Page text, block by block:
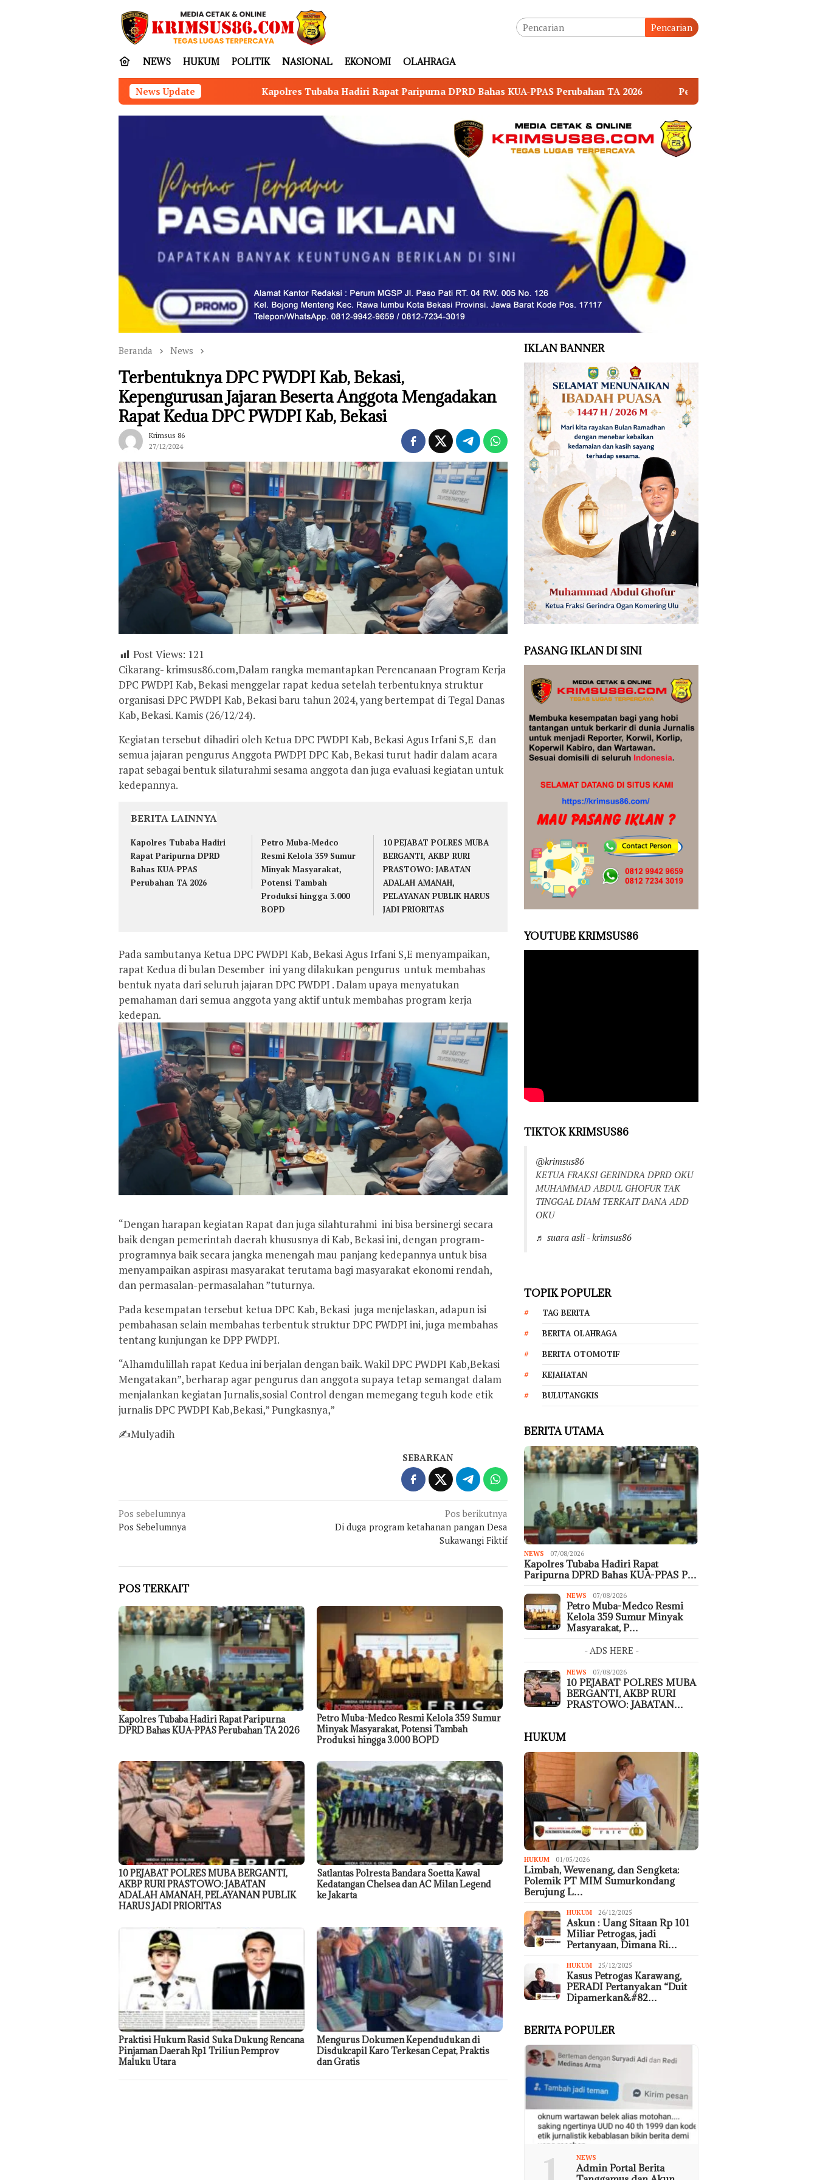
Pencarian
NEWS HUKUM POLITIK NASIONAL EKONOMI OLAHRAGA
News Update
Kapolres Tubaba Hadiri Rapat Paripurna DPRD Bahas KUA-PPAS Perubahan TA 2026 Petro Muba-Medco Resmi Kelola 359 Sumur Minyak
Beranda News
Terbentuknya DPC PWDPI Kab, Bekasi,
Kepengurusan Jajaran Beserta Anggota Mengadakan
Rapat Kedua DPC PWDPI Kab, Bekasi
Krimsus 86
27/12/2024
Post Views: 121
Cikarang- krimsus86.com,Dalam rangka memantapkan Perencanaan Program Kerja
DPC PWDPI Kab, Bekasi menggelar rapat kedua setelah terbentuknya struktur
organisasi DPC PWDPI Kab, Bekasi baru tahun 2024, yang bertempat di Tegal Danas
Kab, Bekasi. Kamis (26/12/24).
Kegiatan tersebut dihadiri oleh Ketua DPC PWDPI Kab, Bekasi Agus Irfani S,E dan
semua jajaran pengurus Anggota PWDPI DPC Kab, Bekasi turut hadir dalam acara
rapat sebagai bentuk silaturahmi sesama anggota dan juga evaluasi kegiatan untuk
kedepannya.
BERITA LAINNYA
Kapolres Tubaba Hadiri
Rapat Paripurna DPRD
Bahas KUA-PPAS
Perubahan TA 2026
Petro Muba-Medco
Resmi Kelola 359 Sumur
Minyak Masyarakat,
Potensi Tambah
Produksi hingga 3.000
BOPD
10 PEJABAT POLRES MUBA
BERGANTI, AKBP RURI
PRASTOWO: JABATAN
ADALAH AMANAH,
PELAYANAN PUBLIK HARUS
JADI PRIORITAS
Pada sambutanya Ketua DPC PWDPI Kab, Bekasi Agus Irfani S,E menyampaikan,
rapat Kedua di bulan Desember ini yang dilakukan pengurus untuk membahas
bentuk nyata dari seluruh jajaran DPC PWDPI . Dalam upaya menyatukan
pemahaman dari semua anggota yang aktif untuk membahas program kerja
kedepan.
“Dengan harapan kegiatan Rapat dan juga silahturahmi ini bisa bersinergi secara
baik dengan pemerintah daerah khususnya di Kab, Bekasi ini, dengan program-
programnya baik secara jangka menengah mau panjang kedepannya untuk bisa
menyampaikan aspirası masyarakat terutama bagi masyarakat ekonomi rendah,
dan permasalan-permasalahan ”tuturnya.
Pada kesempatan tersebut ketua DPC Kab, Bekasi juga menjelaskan, adapun isi
pembahasan selain membahas terbentuk struktur DPC PWDPI ini, juga membahas
tentang kunjungan ke DPP PWDPI.
“Alhamdulillah rapat Kedua ini berjalan dengan baik. Wakil DPC PWDPI Kab,Bekasi
Mengatakan”, berharap agar pengurus dan anggota supaya tetap semangat dalam
menjalankan kegiatan Jurnalis,sosial Control dengan memegang teguh kode etik
jurnalis DPC PWDPI Kab,Bekasi,” Pungkasnya,”
✍️Mulyadih
SEBARKAN
Navigasi
pos
Pos sebelumnya
Pos Sebelumnya
Pos berikutnya
Di duga program ketahanan pangan Desa
Sukawangi Fiktif
POS TERKAIT
Kapolres Tubaba Hadiri Rapat Paripurna
DPRD Bahas KUA-PPAS Perubahan TA 2026
Petro Muba-Medco Resmi Kelola 359 Sumur
Minyak Masyarakat, Potensi Tambah
Produksi hingga 3.000 BOPD
10 PEJABAT POLRES MUBA BERGANTI,
AKBP RURI PRASTOWO: JABATAN
ADALAH AMANAH, PELAYANAN PUBLIK
HARUS JADI PRIORITAS
Satlantas Polresta Bandara Soetta Kawal
Kedatangan Chelsea dan AC Milan Legend
ke Jakarta
Praktisi Hukum Rasid Suka Dukung Rencana
Pinjaman Daerah Rp1 Triliun Pemprov
Maluku Utara
Mengurus Dokumen Kependudukan di
Disdukcapil Karo Terkesan Cepat, Praktis
dan Gratis
IKLAN BANNER
PASANG IKLAN DI SINI
YOUTUBE KRIMSUS86
TIKTOK KRIMSUS86
@krimsus86
KETUA FRAKSI GERINDRA DPRD OKU
MUHAMMAD ABDUL GHOFUR TAK
TINGGAL DIAM TERKAIT DANA ADD
OKU
♬ suara asli - krimsus86
TOPIK POPULER
TAG BERITA
BERITA OLAHRAGA
BERITA OTOMOTIF
KEJAHATAN
BULUTANGKIS
BERITA UTAMA
NEWS 07/08/2026
Kapolres Tubaba Hadiri Rapat
Paripurna DPRD Bahas KUA-PPAS P…
NEWS 07/08/2026
Petro Muba-Medco Resmi
Kelola 359 Sumur Minyak
Masyarakat, P…
- ADS HERE -
NEWS 07/08/2026
10 PEJABAT POLRES MUBA
BERGANTI, AKBP RURI
PRASTOWO: JABATAN…
HUKUM
HUKUM 01/05/2026
Limbah, Wewenang, dan Sengketa:
Polemik PT MIM Sumurkondang
Berujung L…
HUKUM 26/12/2025
Askun : Uang Sitaan Rp 101
Miliar Petrogas, jadi
Pertanyaan, Dimana Ri…
HUKUM 25/12/2025
Kasus Petrogas Karawang,
PERADI Pertanyakan “Duit
Dipamerkan&#82…
BERITA POPULER
NEWS
Admin Portal Berita